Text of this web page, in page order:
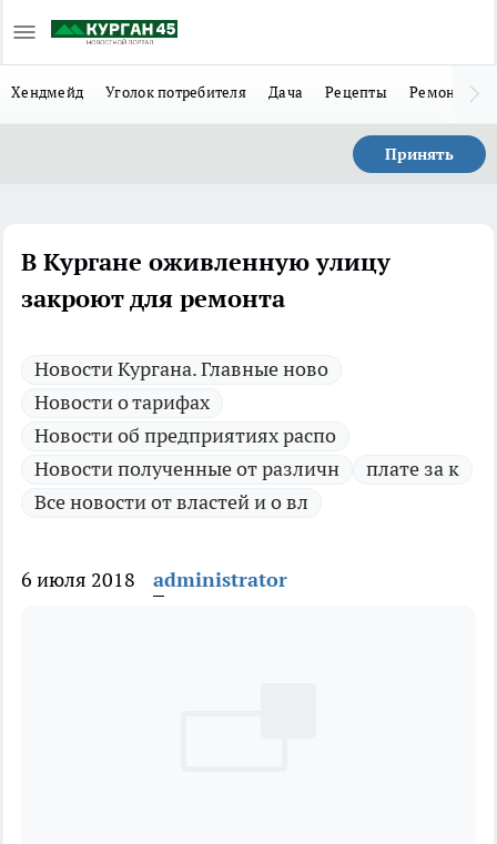
Хендмейд Уголок потребителя Дача Рецепты Ремонт
Принять
В Кургане оживленную улицу
закроют для ремонта
Новости Кургана. Главные ново
Новости о тарифах
Новости об предприятиях распо
Новости полученные от различн
плате за к
Все новости от властей и о вл
6 июля 2018 administrator